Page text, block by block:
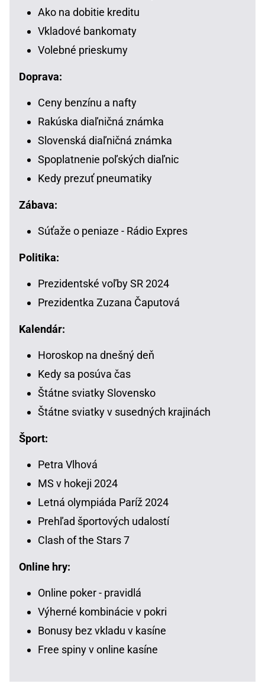
Ako na dobitie kreditu
Vkladové bankomaty
Volebné prieskumy
Doprava:
Ceny benzínu a nafty
Rakúska diaľničná známka
Slovenská diaľničná známka
Spoplatnenie poľských diaľnic
Kedy prezuť pneumatiky
Zábava:
Súťaže o peniaze - Rádio Expres
Politika:
Prezidentské voľby SR 2024
Prezidentka Zuzana Čaputová
Kalendár:
Horoskop na dnešný deň
Kedy sa posúva čas
Štátne sviatky Slovensko
Štátne sviatky v susedných krajinách
Šport:
Petra Vlhová
MS v hokeji 2024
Letná olympiáda Paríž 2024
Prehľad športových udalostí
Clash of the Stars 7
Online hry:
Online poker - pravidlá
Výherné kombinácie v pokri
Bonusy bez vkladu v kasíne
Free spiny v online kasíne